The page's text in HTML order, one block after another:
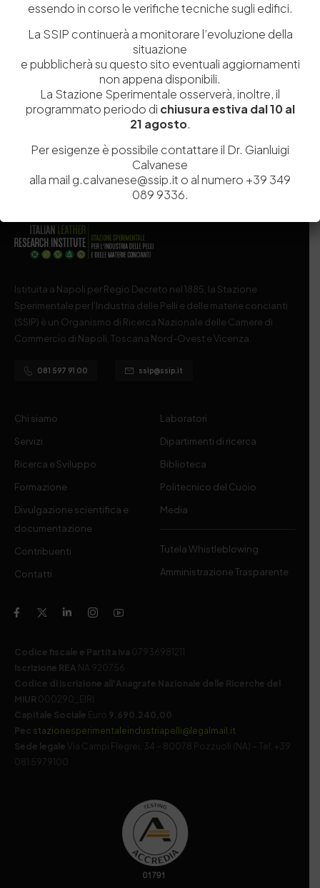
Salva il mio nome, email e sito web in questo browser per la
prossima volta che commento.
Post Comment
Istituita a Napoli per Regio Decreto nel 1885, la Stazione
Sperimentale per l’Industria delle Pelli e delle materie concianti
(SSIP) è un Organismo di Ricerca Nazionale delle Camere di
Commercio di Napoli, Toscana Nord-Ovest e Vicenza.
081 597 91 00 ssip@ssip.it
Chi siamo
Servizi
Ricerca e Sviluppo
Formazione
Divulgazione scientifica e
documentazione
Contribuenti
Contatti
Laboratori
Dipartimenti di ricerca
Biblioteca
Politecnico del Cuoio
Media
Tutela Whistleblowing
Amministrazione Trasparente
Codice fiscale e Partita Iva 07936981211
Iscrizione REA NA 920756
Codice di iscrizione all’Anagrafe Nazionale delle Ricerche del
MIUR 000290_EIRI
Capitale Sociale Euro 9.690.240,00
Pec stazionesperimentaleindustriapelli@legalmail.it
Sede legale
Via Campi Flegrei, 34 – 80078 Pozzuoli (NA) – Tel. +39
081 5979100
essendo in corso le verifiche tecniche sugli edifici.
La SSIP continuerà a monitorare l’evoluzione della
situazione
e pubblicherà su questo sito eventuali aggiornamenti
non appena disponibili.
La Stazione Sperimentale osserverà, inoltre, il
programmato periodo di chiusura estiva dal 10 al
21 agosto.
Per esigenze è possibile contattare il Dr. Gianluigi
Calvanese
alla mail g.calvanese@ssip.it o al numero +39 349
089 9336.